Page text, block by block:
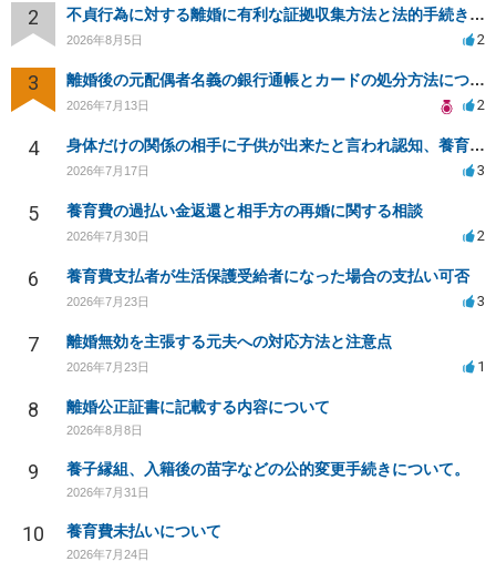
2 不貞行為に対する離婚に有利な証拠収集方法と法的手続きについて
2026年8月5日 2
3 離婚後の元配偶者名義の銀行通帳とカードの処分方法について
2026年7月13日 2
4 身体だけの関係の相手に子供が出来たと言われ認知、養育費を要求されているが自身の子供か分からない
2026年7月17日 3
5 養育費の過払い金返還と相手方の再婚に関する相談
2026年7月30日 2
6 養育費支払者が生活保護受給者になった場合の支払い可否
2026年7月23日 3
7 離婚無効を主張する元夫への対応方法と注意点
2026年7月23日 1
8 離婚公正証書に記載する内容について
2026年8月8日
9 養子縁組、入籍後の苗字などの公的変更手続きについて。
2026年7月31日
10 養育費未払いについて
2026年7月24日